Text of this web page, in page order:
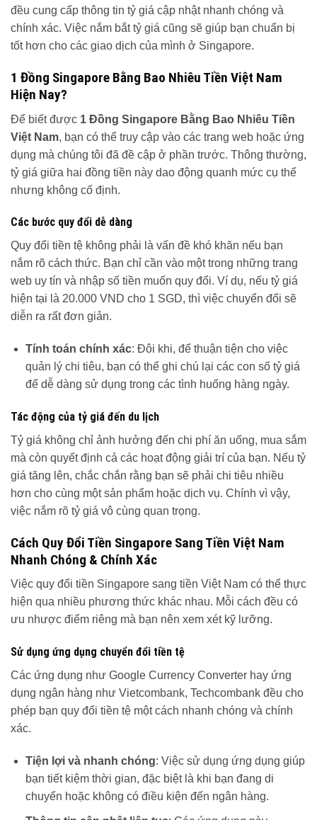
đều cung cấp thông tin tỷ giá cập nhật nhanh chóng và
chính xác. Việc nắm bắt tỷ giá cũng sẽ giúp bạn chuẩn bị
tốt hơn cho các giao dịch của mình ở Singapore.
1 Đồng Singapore Bằng Bao Nhiêu Tiền Việt Nam
Hiện Nay?
Để biết được 1 Đồng Singapore Bằng Bao Nhiêu Tiền
Việt Nam, bạn có thể truy cập vào các trang web hoặc ứng
dụng mà chúng tôi đã đề cập ở phần trước. Thông thường,
tỷ giá giữa hai đồng tiền này dao động quanh mức cụ thể
nhưng không cố định.
Các bước quy đổi dễ dàng
Quy đổi tiền tệ không phải là vấn đề khó khăn nếu bạn
nắm rõ cách thức. Bạn chỉ cần vào một trong những trang
web uy tín và nhập số tiền muốn quy đổi. Ví dụ, nếu tỷ giá
hiện tại là 20.000 VND cho 1 SGD, thì việc chuyển đổi sẽ
diễn ra rất đơn giản.
Tính toán chính xác: Đôi khi, để thuận tiện cho việc
quản lý chi tiêu, bạn có thể ghi chú lại các con số tỷ giá
để dễ dàng sử dụng trong các tình huống hàng ngày.
Tác động của tỷ giá đến du lịch
Tỷ giá không chỉ ảnh hưởng đến chi phí ăn uống, mua sắm
mà còn quyết định cả các hoạt động giải trí của bạn. Nếu tỷ
giá tăng lên, chắc chắn rằng bạn sẽ phải chi tiêu nhiều
hơn cho cùng một sản phẩm hoặc dịch vụ. Chính vì vậy,
việc nắm rõ tỷ giá vô cùng quan trọng.
Cách Quy Đổi Tiền Singapore Sang Tiền Việt Nam
Nhanh Chóng & Chính Xác
Việc quy đổi tiền Singapore sang tiền Việt Nam có thể thực
hiện qua nhiều phương thức khác nhau. Mỗi cách đều có
ưu nhược điểm riêng mà bạn nên xem xét kỹ lưỡng.
Sử dụng ứng dụng chuyển đổi tiền tệ
Các ứng dụng như Google Currency Converter hay ứng
dụng ngân hàng như Vietcombank, Techcombank đều cho
phép bạn quy đổi tiền tệ một cách nhanh chóng và chính
xác.
Tiện lợi và nhanh chóng: Việc sử dụng ứng dụng giúp
bạn tiết kiệm thời gian, đặc biệt là khi bạn đang di
chuyển hoặc không có điều kiện đến ngân hàng.